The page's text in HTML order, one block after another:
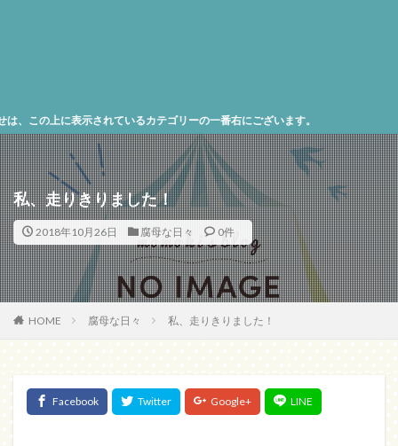
に表示されているカテゴリーの一番右にございます。
私、走りきりました！
2018年10月26日 腐母な日々 0件
HOME 腐母な日々 私、走りきりました！